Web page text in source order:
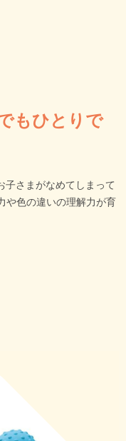
もひとりで
子さまがなめてしまって
や色の違いの理解力が育